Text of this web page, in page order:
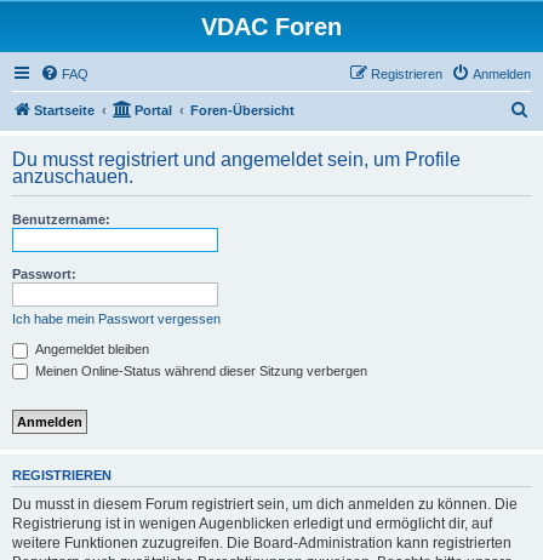
VDAC Foren
FAQ Anmelden
Registrieren
Startseite Portal Foren-Übersicht
h
Du musst registriert und angemeldet sein, um Profile
anzuschauen.
Benutzername:
Passwort:
Ich habe mein Passwort vergessen
Angemeldet bleiben
Meinen Online-Status während dieser Sitzung verbergen
REGISTRIEREN
Du musst in diesem Forum registriert sein, um dich anmelden zu können. Die
Registrierung ist in wenigen Augenblicken erledigt und ermöglicht dir, auf
weitere Funktionen zuzugreifen. Die Board-Administration kann registrierten